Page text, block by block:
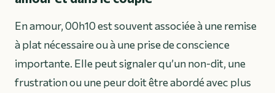
En amour, 00h10 est souvent associée à une remise
à plat nécessaire ou à une prise de conscience
importante. Elle peut signaler qu’un non-dit, une
frustration ou une peur doit être abordé avec plus